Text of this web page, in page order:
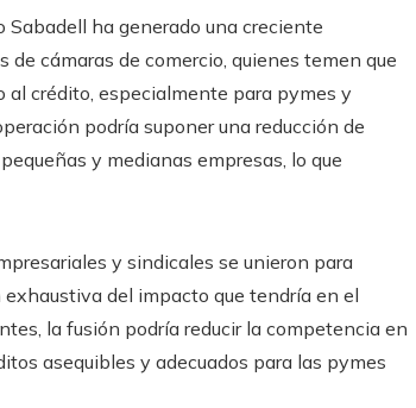
Sabadell ha generado una creciente
cámaras de comercio, quienes temen que
crédito, especialmente para pymes y
podría suponer una reducción de
y medianas empresas, lo que
y sindicales se unieron para
del impacto que tendría en el
la fusión podría reducir la competencia en
asequibles y adecuados para las pymes